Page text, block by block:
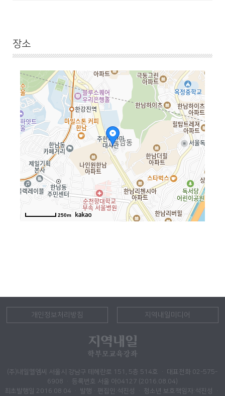
장소
250m
(주)내일엘엠씨 서울시 강남구 테헤란로 151, 5층 514호 · 대표전화 02-575-
6908 · 등록번호 서울 아04127 (2016.08.04)
최초발행일 2016.08.04 · 발행·편집인:석진성 · 청소년 보호책임자:석진성 ·
개인정보처리방침 지역내일미디어